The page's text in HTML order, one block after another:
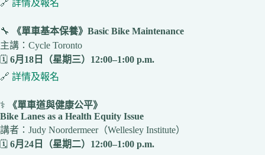
🔗 詳情及報名
🔧
《單車基本保養》Basic Bike Maintenance
主講：Cycle Toronto
🗓️ 6月18日（星期三）12:00–1:00 p.m.
🔗 詳情及報名
⚕️
《單車道與健康公平》
Bike Lanes as a Health Equity Issue
講者：Judy Noordermeer（Wellesley Institute）
🗓️ 6月24日（星期二）12:00–1:00 p.m.